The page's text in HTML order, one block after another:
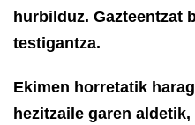
hurbilduz. Gazteentzat
testigantza.
Ekimen horretatik
hezitzaile garen